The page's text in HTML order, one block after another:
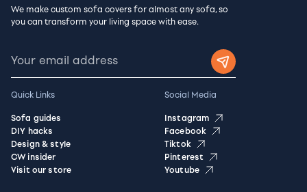
We make custom sofa covers for almost any sofa, so
you can transform your living space with ease.
Quick Links
Sofa guides
DIY hacks
Design & style
CW insider
Visit our store
Social Media
Instagram
Facebook
Tiktok
Pinterest
Youtube